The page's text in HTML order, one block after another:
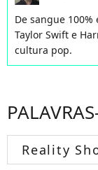
De sangue
Taylor Swift e
cultura pop.
Reality